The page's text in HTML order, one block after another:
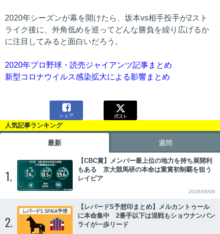
2020年シーズンが幕を開けたら、坂本vs相手投手が2スト
ライク後に、外角低めを巡ってどんな勝負を繰り広げるか
に注目してみると面白いだろう。
2020年プロ野球・読売ジャイアンツ記事まとめ
新型コロナウイルス感染拡大による影響まとめ

シェア
人気記事ランキング
最新 週間
1.
【CBC賞】メンバー最上位の地力を持ち展開利
もある 京大競馬研の本命は重賞初制覇を狙う
レイピア
2026/08/09
2.
【レパードS予想印まとめ】メルカントゥール
に本命集中 2番手以下は混戦もショウナンバン
ライが一歩リード